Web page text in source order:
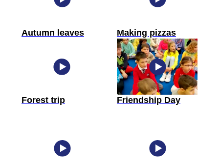
Autumn leaves Making pizzas
Forest trip Friendship Day